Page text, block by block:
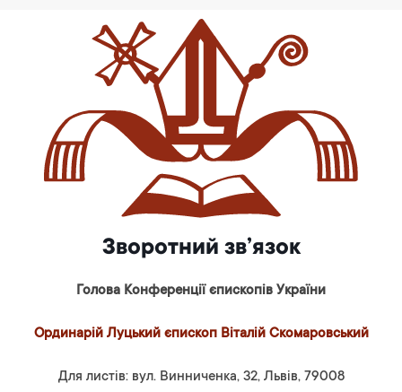
Зворотний зв’язок
Голова Конференції єпископів України
Ординарій Луцький єпископ Віталій Скомаровський
Для листів: вул. Винниченка, 32, Львів, 79008